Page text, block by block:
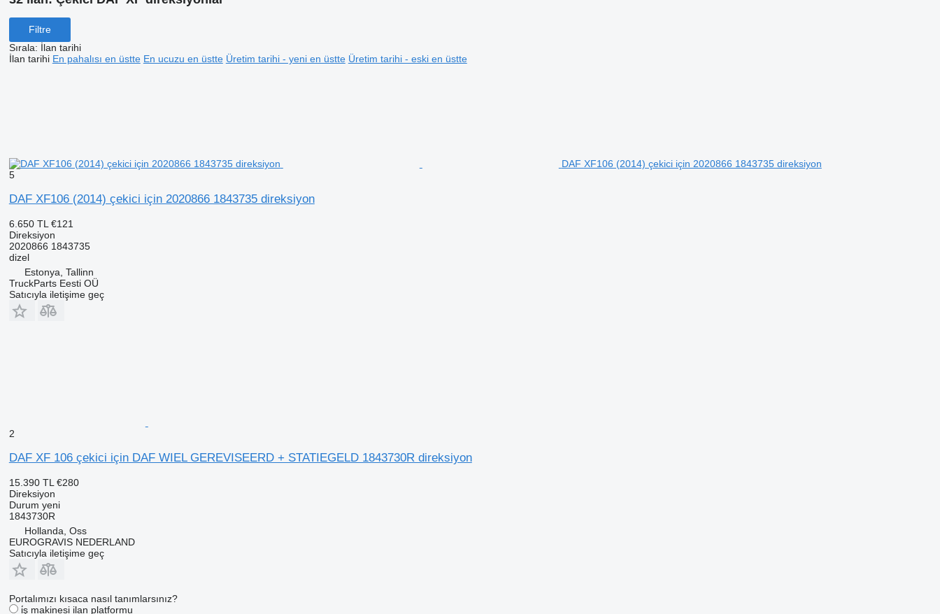
Filtre
Sırala: İlan tarihi
İlan tarihi En pahalısı en üstte En ucuzu en üstte Üretim tarihi - yeni en üstte Üretim tarihi - eski en üstte
DAF XF106 (2014) çekici için 2020866 1843735 direksiyon
5
DAF XF106 (2014) çekici için 2020866 1843735 direksiyon
6.650 TL €121
Direksiyon
2020866 1843735
dizel
Estonya, Tallinn
TruckParts Eesti OÜ
Satıcıyla iletişime geç
2
DAF XF 106 çekici için DAF WIEL GEREVISEERD + STATIEGELD 1843730R direksiyon
15.390 TL €280
Direksiyon
Durum yeni
1843730R
Hollanda, Oss
EUROGRAVIS NEDERLAND
Satıcıyla iletişime geç
Portalımızı kısaca nasıl tanımlarsınız?
i̇ş makinesi ilan platformu